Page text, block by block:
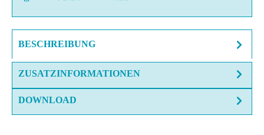
BESCHREIBUNG
ZUSATZINFORMATIONEN
DOWNLOAD